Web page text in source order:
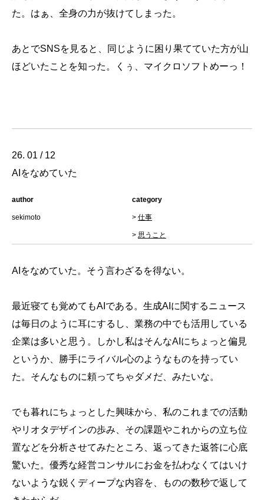
た。はぁ、全身の力が抜けてしまった。
あとでSNSを見ると、同じように困り果てていた方が山
ほどいたことを知った。くぅ、マイクロソフトめーっ！
26. 01 / 12
AIをなめていた
author
sekimoto
category
> 仕事
> 思うこと
AIをなめていた。そう言わざるを得ない。
最近寝ても覚めてもAIである。生成AIに関するニュース
は毎日のように耳にするし、業務の中でも活用している
企業は多いと思う。しかし私はそんなAIにちょっと偏見
というか、勝手にライバル心のようなものを持ってい
た。そんなものに頼ってちゃダメだ、みたいな。
でも暮れにちょっとした興味から、私のこれまでの活動
やリオタデザインの歩み、その課題やこれからの立ち位
置などを分析させてみたところ、返ってきた返答に心底
驚いた。優秀な経営コンサルにお金を払わなくてはいけ
ないような鋭くディープな内容を、ものの数秒で返して